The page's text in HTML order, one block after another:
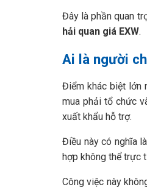
Đây là phần quan
hải quan giá EXW.
Ai là người
Điểm khác biệt lớn
mua phải tổ chức
xuất khẩu hỗ trợ.
Điều này có nghĩa
hợp không thể trực
Công việc này